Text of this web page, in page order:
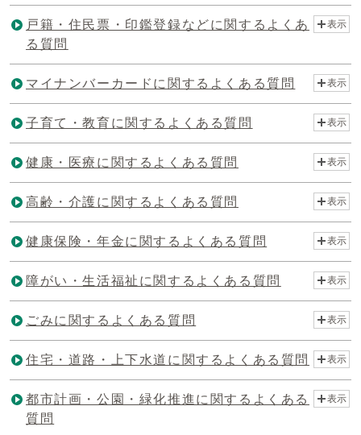
戸籍・住民票・印鑑登録などに関するよくあ
る質問
表示
マイナンバーカードに関するよくある質問 表示
子育て・教育に関するよくある質問 表示
健康・医療に関するよくある質問 表示
高齢・介護に関するよくある質問 表示
健康保険・年金に関するよくある質問 表示
障がい・生活福祉に関するよくある質問 表示
ごみに関するよくある質問 表示
住宅・道路・上下水道に関するよくある質問 表示
都市計画・公園・緑化推進に関するよくある
質問
表示